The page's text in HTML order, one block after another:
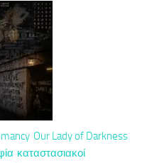
Our Lady of Darkness
καταστασιακοί